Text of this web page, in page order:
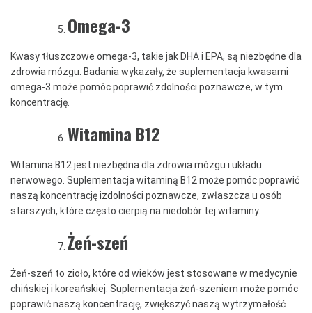
Omega-3
Kwasy tłuszczowe omega-3, takie jak DHA i EPA, są niezbędne dla
zdrowia mózgu. Badania wykazały, że suplementacja kwasami
omega-3 może pomóc poprawić zdolności poznawcze, w tym
koncentrację.
Witamina B12
Witamina B12 jest niezbędna dla zdrowia mózgu i układu
nerwowego. Suplementacja witaminą B12 może pomóc poprawić
naszą koncentrację izdolności poznawcze, zwłaszcza u osób
starszych, które często cierpią na niedobór tej witaminy.
Żeń-szeń
Żeń-szeń to zioło, które od wieków jest stosowane w medycynie
chińskiej i koreańskiej. Suplementacja żeń-szeniem może pomóc
poprawić naszą koncentrację, zwiększyć naszą wytrzymałość